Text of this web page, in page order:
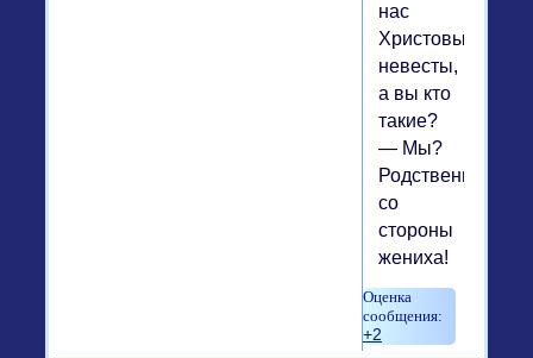
нас
Христовы
невесты,
а вы кто
такие?
— Мы?
Родственники
со
стороны
жениха!
+2